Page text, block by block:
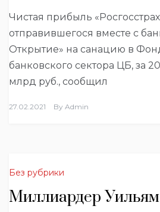
Чистая прибыль
отправившегося вместе с
Открытие» на санацию в
банковского сектора ЦБ, за
млрд руб., сообщил
27.02.2021 By Admin
Без рубрики
Миллиардер